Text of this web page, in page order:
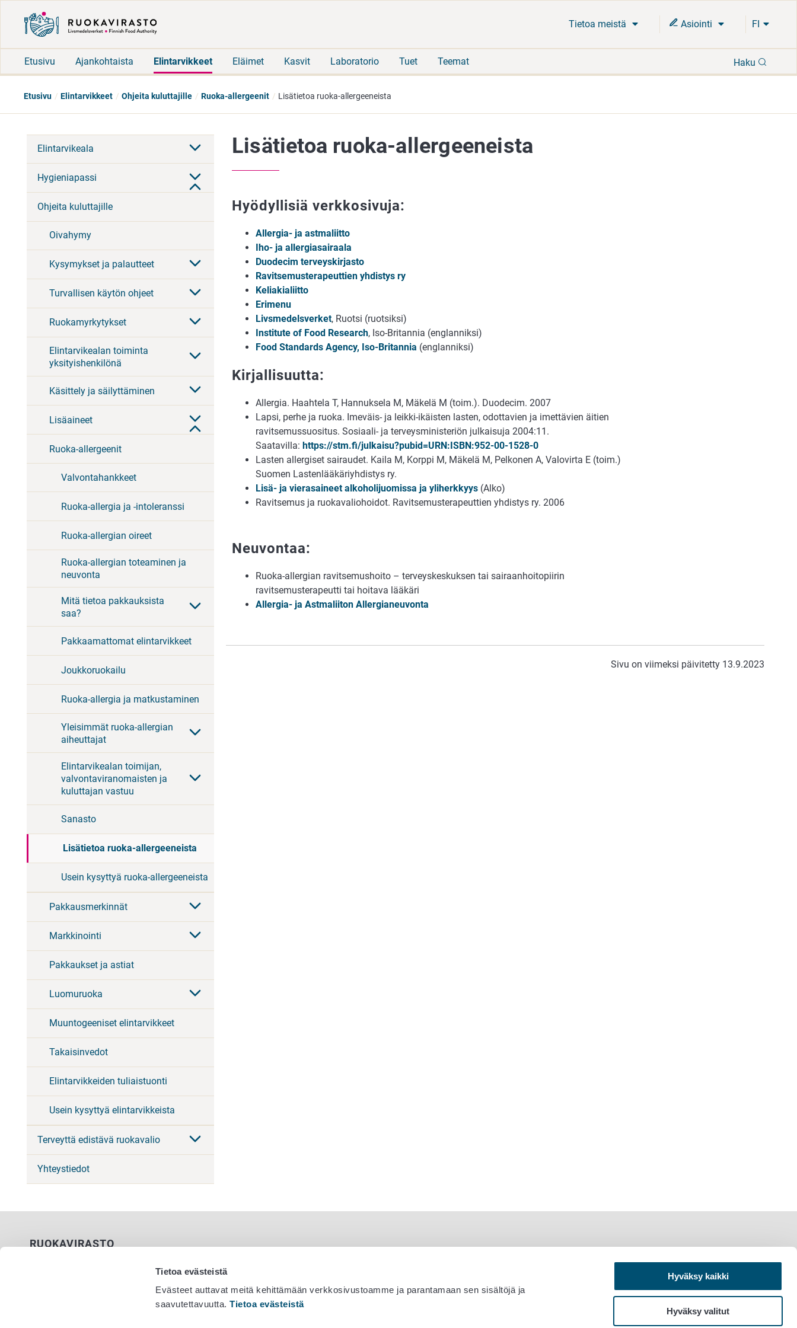
Tietoa evästeistä
Evästeet auttavat meitä kehittämään verkkosivustoamme ja parantamaan sen sisältöjä ja
saavutettavuutta.Tietoa evästeistä
Hyväksy kaikki
Hyväksy valitut
Tietoa meistä Asiointi FI
Etusivu Ajankohtaista Elintarvikkeet Eläimet Kasvit Laboratorio Tuet Teemat Haku
Etusivu Elintarvikkeet Ohjeita kuluttajille Ruoka-allergeenit Lisätietoa ruoka-allergeeneista
Elintarvikeala
Hygieniapassi
Ohjeita kuluttajille
Oivahymy
Kysymykset ja palautteet
Turvallisen käytön ohjeet
Ruokamyrkytykset
Elintarvikealan toiminta
yksityishenkilönä
Käsittely ja säilyttäminen
Lisäaineet
Ruoka-allergeenit
Valvontahankkeet
Ruoka-allergia ja -intoleranssi
Ruoka-allergian oireet
Ruoka-allergian toteaminen ja
neuvonta
Mitä tietoa pakkauksista
saa?
Pakkaamattomat elintarvikkeet
Joukkoruokailu
Ruoka-allergia ja matkustaminen
Yleisimmät ruoka-allergian
aiheuttajat
Elintarvikealan toimijan,
valvontaviranomaisten ja
kuluttajan vastuu
Sanasto
Lisätietoa ruoka-allergeeneista
Usein kysyttyä ruoka-allergeeneista
Pakkausmerkinnät
Markkinointi
Pakkaukset ja astiat
Luomuruoka
Muuntogeeniset elintarvikkeet
Takaisinvedot
Elintarvikkeiden tuliaistuonti
Usein kysyttyä elintarvikkeista
Terveyttä edistävä ruokavalio
Yhteystiedot
Lisätietoa ruoka-allergeeneista
Hyödyllisiä verkkosivuja:
Allergia- ja astmaliitto
Iho- ja allergiasairaala
Duodecim terveyskirjasto
Ravitsemusterapeuttien yhdistys ry
Keliakialiitto
Erimenu
Livsmedelsverket, Ruotsi (ruotsiksi)
Institute of Food Research, Iso-Britannia (englanniksi)
Food Standards Agency, Iso-Britannia (englanniksi)
Kirjallisuutta:
Allergia. Haahtela T, Hannuksela M, Mäkelä M (toim.). Duodecim. 2007
Lapsi, perhe ja ruoka. Imeväis- ja leikki-ikäisten lasten, odottavien ja imettävien äitien
ravitsemussuositus. Sosiaali- ja terveysministeriön julkaisuja 2004:11.
Saatavilla: https://stm.fi/julkaisu?pubid=URN:ISBN:952-00-1528-0
Lasten allergiset sairaudet. Kaila M, Korppi M, Mäkelä M, Pelkonen A, Valovirta E (toim.)
Suomen Lastenlääkäriyhdistys ry.
Lisä- ja vierasaineet alkoholijuomissa ja yliherkkyys (Alko)
Ravitsemus ja ruokavaliohoidot. Ravitsemusterapeuttien yhdistys ry. 2006
Neuvontaa:
Ruoka-allergian ravitsemushoito – terveyskeskuksen tai sairaanhoitopiirin
ravitsemusterapeutti tai hoitava lääkäri
Allergia- ja Astmaliiton Allergianeuvonta
Sivu on viimeksi päivitetty 13.9.2023
RUOKAVIRASTO